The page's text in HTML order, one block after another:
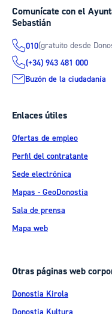
Comunícate con el
Sebastián
010(gratuito desde
(+34) 943 481 000
Buzón de la ciudadanía
Enlaces útiles
Ofertas de empleo
Perfil del contratante
Sede electrónica
Mapas - GeoDonostia
Sala de prensa
Mapa web
Otras páginas web
Donostia Kirola